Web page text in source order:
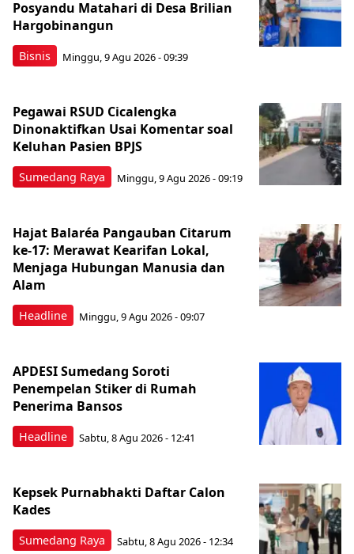
Bisnis
Posyandu Matahari di Desa Brilian
Hargobinangun
Minggu, 9 Agu 2026 - 09:39
Sumedang Raya
Pegawai RSUD Cicalengka
Dinonaktifkan Usai Komentar soal
Keluhan Pasien BPJS
Minggu, 9 Agu 2026 - 09:19
Headline
Hajat Balaréa Pangauban Citarum
ke-17: Merawat Kearifan Lokal,
Menjaga Hubungan Manusia dan
Alam
Minggu, 9 Agu 2026 - 09:07
Headline
APDESI Sumedang Soroti
Penempelan Stiker di Rumah
Penerima Bansos
Sabtu, 8 Agu 2026 - 12:41
Sumedang Raya
Kepsek Purnabhakti Daftar Calon
Kades
Sabtu, 8 Agu 2026 - 12:34